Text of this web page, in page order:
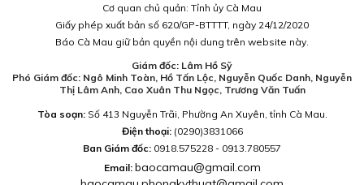
Cơ quan chủ quản: Tỉnh ủy Cà Mau
Giấy phép xuất bản số 620/GP-BTTTT, ngày 24/12/2020
Báo Cà Mau giữ bản quyền nội dung trên website này.
Giám đốc: Lâm Hồ Sỹ
Phó Giám đốc: Ngô Minh Toàn, Hồ Tấn Lộc, Nguyễn Quốc Danh, Nguyễn
Thị Lâm Anh, Cao Xuân Thu Ngọc, Trương Văn Tuấn
Tòa soạn:Số 413 Nguyễn Trãi, Phường An Xuyên, tỉnh Cà Mau.
Điện thoại: (0290)3831066
Ban Giám đốc: 0918.575228 - 0913.780557
Email: baocamau@gmail.com